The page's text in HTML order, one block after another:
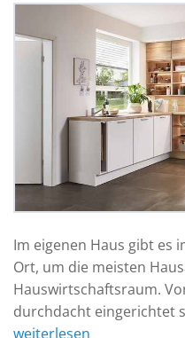
Im eigenen Haus gibt es
Ort, um die meisten
Hauswirtschaftsraum.
durchdacht eingerichtet
weiterlesen